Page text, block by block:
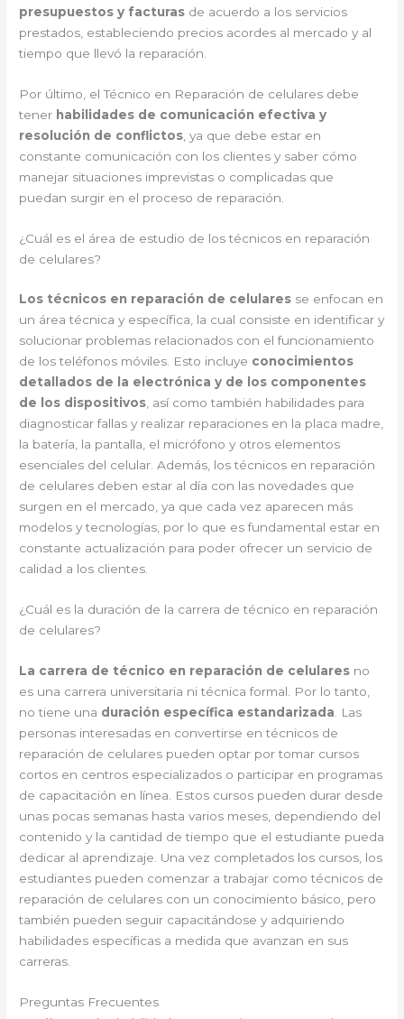
presupuestos y facturas de acuerdo a los servicios
prestados, estableciendo precios acordes al mercado y al
tiempo que llevó la reparación.
Por último, el Técnico en Reparación de celulares debe
tener habilidades de comunicación efectiva y
resolución de conflictos , ya que debe estar en
constante comunicación con los clientes y saber cómo
manejar situaciones imprevistas o complicadas que
puedan surgir en el proceso de reparación.
¿Cuál es el área de estudio de los técnicos en reparación
de celulares?
Los técnicos en reparación de celulares se enfocan en
un área técnica y específica, la cual consiste en identificar y
solucionar problemas relacionados con el funcionamiento
de los teléfonos móviles. Esto incluye conocimientos
detallados de la electrónica y de los componentes
de los dispositivos, así como también habilidades para
diagnosticar fallas y realizar reparaciones en la placa madre,
la batería, la pantalla, el micrófono y otros elementos
esenciales del celular. Además, los técnicos en reparación
de celulares deben estar al día con las novedades que
surgen en el mercado, ya que cada vez aparecen más
modelos y tecnologías, por lo que es fundamental estar en
constante actualización para poder ofrecer un servicio de
calidad a los clientes.
¿Cuál es la duración de la carrera de técnico en reparación
de celulares?
La carrera de técnico en reparación de celulares no
es una carrera universitaria ni técnica formal. Por lo tanto,
no tiene una duración específica estandarizada . Las
personas interesadas en convertirse en técnicos de
reparación de celulares pueden optar por tomar cursos
cortos en centros especializados o participar en programas
de capacitación en línea. Estos cursos pueden durar desde
unas pocas semanas hasta varios meses, dependiendo del
contenido y la cantidad de tiempo que el estudiante pueda
dedicar al aprendizaje. Una vez completados los cursos, los
estudiantes pueden comenzar a trabajar como técnicos de
reparación de celulares con un conocimiento básico, pero
también pueden seguir capacitándose y adquiriendo
habilidades específicas a medida que avanzan en sus
carreras.
Preguntas Frecuentes